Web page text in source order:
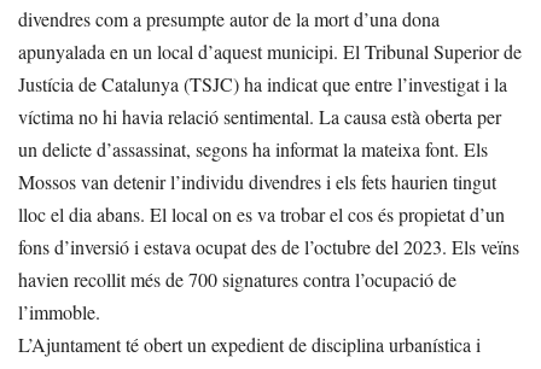
divendres com a presumpte autor de la mort d’una dona
apunyalada en un local d’aquest municipi. El Tribunal Superior de
Justícia de Catalunya (TSJC) ha indicat que entre l’investigat i la
víctima no hi havia relació sentimental. La causa està oberta per
un delicte d’assassinat, segons ha informat la mateixa font. Els
Mossos van detenir l’individu divendres i els fets haurien tingut
lloc el dia abans. El local on es va trobar el cos és propietat d’un
fons d’inversió i estava ocupat des de l’octubre del 2023. Els veïns
havien recollit més de 700 signatures contra l’ocupació de
l’immoble.
L’Ajuntament té obert un expedient de disciplina urbanística i